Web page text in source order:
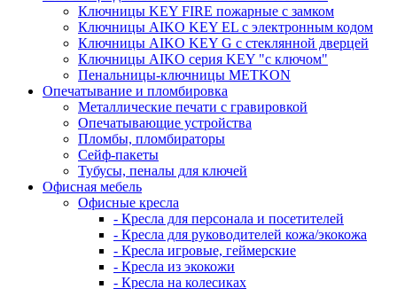
Ключницы KEY FIRE пожарные с замком
Ключницы AIKO KEY EL с электронным кодом
Ключницы AIKO KEY G с стеклянной дверцей
Ключницы AIKO серия KEY "с ключом"
Пенальницы-ключницы METKON
Опечатывание и пломбировка
Металлические печати с гравировкой
Опечатывающие устройства
Пломбы, пломбираторы
Сейф-пакеты
Тубусы, пеналы для ключей
Офисная мебель
Офисные кресла
- Кресла для персонала и посетителей
- Кресла для руководителей кожа/экокожа
- Кресла игровые, геймерские
- Кресла из экокожи
- Кресла на колесиках